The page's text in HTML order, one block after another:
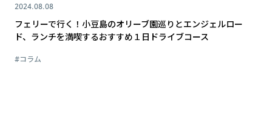
2024.08.08
フェリーで行く！小豆島のオリーブ園巡りとエンジェルロー
ド、ランチを満喫するおすすめ１日ドライブコース
#コラム